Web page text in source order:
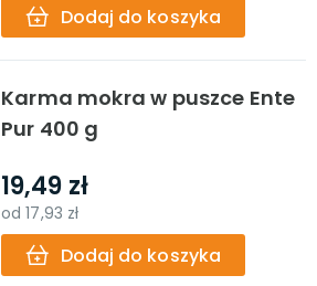
Dodaj do koszyka
Karma mokra w puszce Ente
Pur 400 g
19,49 zł
od17,93 zł
Dodaj do koszyka